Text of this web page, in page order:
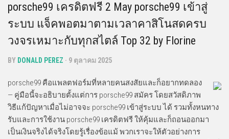
porsche99 เครดิตฟรี 2 May porsche99 เข้าสู่
ระบบ แจ็คพอตมาตามเวลาคาสิโนสดครบ
วงจรเหมาะกับทุกสไตล์ Top 32 by Florine
BY DONALD PEREZ · 9 ตุลาคม 2025
porsche99 คือแพลตฟอร์มที่หลายคนสงสัยและก็อยากทดลอง
— คู่มือนี้จะอธิบายตั้งแต่การ porsche99 สมัคร โดยสวัสดิภาพ
วิธีแก้ปัญหาเมื่อไม่อาจจะ porsche99 เข้าสู่ระบบ ได้ รวมทั้งหนทาง
รับและการใช้งาน porsche99 เครดิตฟรี ให้คุ้มและก็ถอนออกมา
เป็นเงินจริงได้จริงโดยรู้เรื่องข้อแม้ พวกเราจะให้ตัวอย่างการ